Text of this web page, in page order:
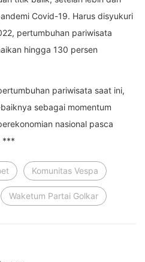
Covid-19. Harus disyukuri
pertumbuhan pariwisata
hingga 130 persen
pariwisata saat ini,
sebagai momentum
nasional pasca
***
Komunitas Vespa
Waketum Partai Golkar